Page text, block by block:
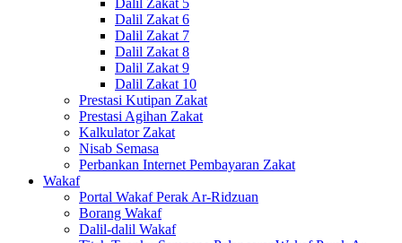
Dalil Zakat 6
Dalil Zakat 7
Dalil Zakat 8
Dalil Zakat 9
Dalil Zakat 10
Prestasi Kutipan Zakat
Prestasi Agihan Zakat
Kalkulator Zakat
Nisab Semasa
Perbankan Internet Pembayaran Zakat
Wakaf
Portal Wakaf Perak Ar-Ridzuan
Borang Wakaf
Dalil-dalil Wakaf